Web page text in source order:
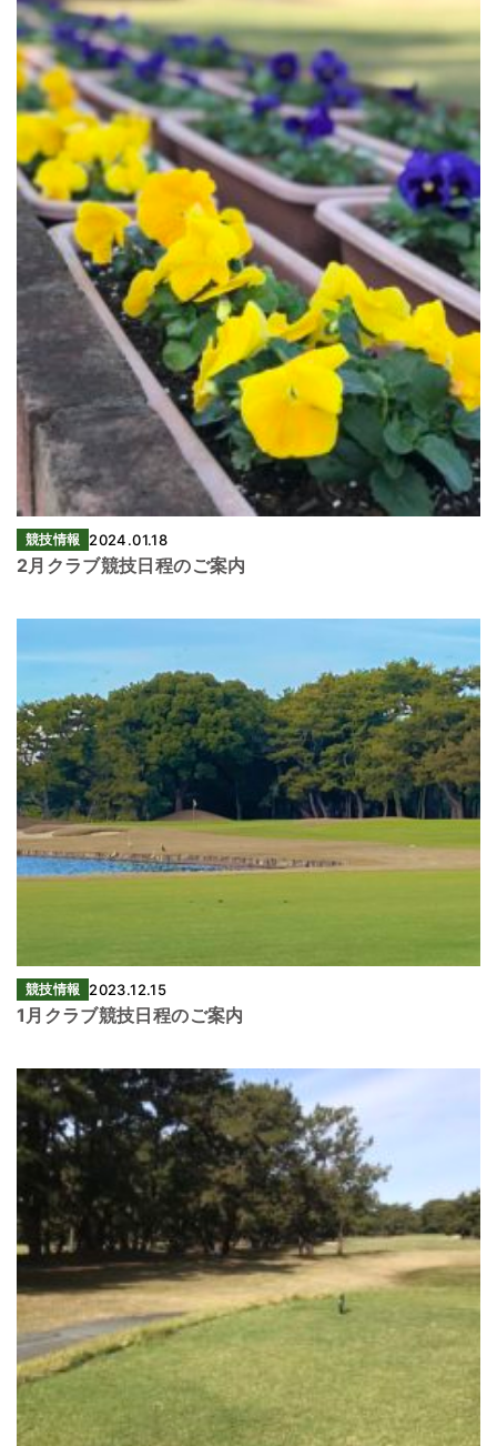
競技情報 2024.01.18
2月クラブ競技日程のご案内
競技情報 2023.12.15
1月クラブ競技日程のご案内